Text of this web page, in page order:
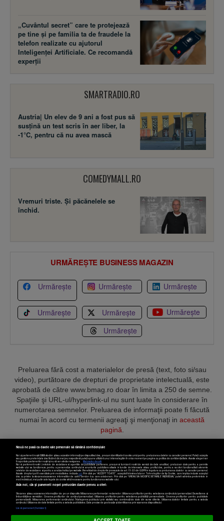
„Cuvântul secret” care te protejează
pe tine și pe familia ta de fraudele la
telefon realizate cu ajutorul
Inteligenței Artificiale. Ce recomandă
experții
SMARTRADIO.RO
Austria| Un elev de 9 ani a fost pus să
susţină un test scris în aer liber, la
-1°C, pentru că nu avea mască
COMEDYMALL.RO
Vremuri triste. Şi păcănelele se
închid.
URMĂREȘTE BUSINESS MAGAZIN
Urmărește Urmărește Urmărește
Urmărește Urmărește
Urmărește
Urmărește
Preluarea fără cost a materialelor de presă (text, foto si/sau
video), purtătoare de drepturi de proprietate intelectuală, este
aprobată de către www.bmag.ro doar în limita a 250 de semne.
Spaţiile şi URL-ul/hyperlink-ul nu sunt luate în considerare în
numerotarea semnelor. Preluarea de informaţii poate fi făcută
numai în acord cu termenii agreaţi şi menţionaţi in această
pagină
Termeni și condiții Confidențialitate Cookies Contact
Copyright © 2025 BUSINESSMEX S.A.
Setări cookies
Nouă ne pasă ca datele tale personale să rămână confidențiale
Noi și partenerii noștri589stocăm și/sau accesăm informații pe dispozitivul dvs., precum identificatorii cookie unici pentru prelucrarea datelor cu caracter personal. Puteți accepta
sau gestiona preferințele dvs. făcând clic mai jos, respectiv vă puteți opune utilizării unui interes legitim în orice moment pe pagina cu politica de confidențialitate. Aceste alegeri vor
fi raportate partenerilor noștri și nu vă vor afecta navigarea.
Mai multe detalii
Noi si partenerii nostri (retelele de socializare si agentiile de publicitate partenere, precum si furnizorii nostri de servicii de date analitice) prelucram date pentru a permite
website-ului sa functioneze, pentru a personaliza continutul si anunturile publicitare afisate in functie de interesele si/sau profilul dvs., pentru a va oferi functionalitati aferente
retelelor de socializare si pentru a analiza traficul pe website. Beneficiati de drepturile prevazute de art. 15-22 din GDPR in legatura cu prelucrarea datelor cu caracter personal.
Aceste drepturi pot fi exercitate prin modalitatea indicataaici. Prin click pe “ACCEPT TOATE”, acceptati folosirea tuturor Tehnologiilor de tip Cookie, care implica inclusiv acceptul
dvs. cu privire la stocarea/accesarea informatiilor de catre Vendor-ii cu care colaboram. Prin click pe “VREAU SA MODIFIC SETARILE INDIVIDUAL” puteti schimba preferintele in
mod individual, mai putin cele legate de cookie strict necesare pentru functionarea website-ului.
Atât noi, cât și partenerii noștri prelucrăm datele pentru a oferi:
Stocarea și/sau accesarea informațiilor de pe un dispozitiv. Măsurarea performanței reclamelor. Utilizarea profilurilor pentru selectarea conținutului personalizat. Dezvoltarea și
îmbunătățirea serviciilor. Crearea profilurilor de conținut personalizat. Utilizarea profilurilor pentru selectarea publicității personalizate. Crearea profilurilor pentru publicitate
personalizată. Măsurarea performanței conținutului. Înțelegerea publicului prin statistici sau combinații de date din surse diferite. Utilizarea datelor limitate pentru a selecta
conținutul. Utilizarea de date limitate pentru a selecta publicitatea. Date precise de geolocație și identificarea prin scanarea dispozitivului.
Listă parteneri (furnizori)